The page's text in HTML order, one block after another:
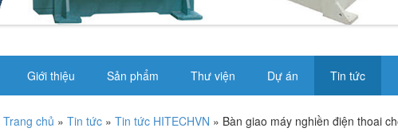
Giới thiệu Sản phẩm Thư viện Dự án Tin tức
Trang chủ » Tin tức» Tin tức HITECHVN » Bàn giao máy nghiền điện thoai